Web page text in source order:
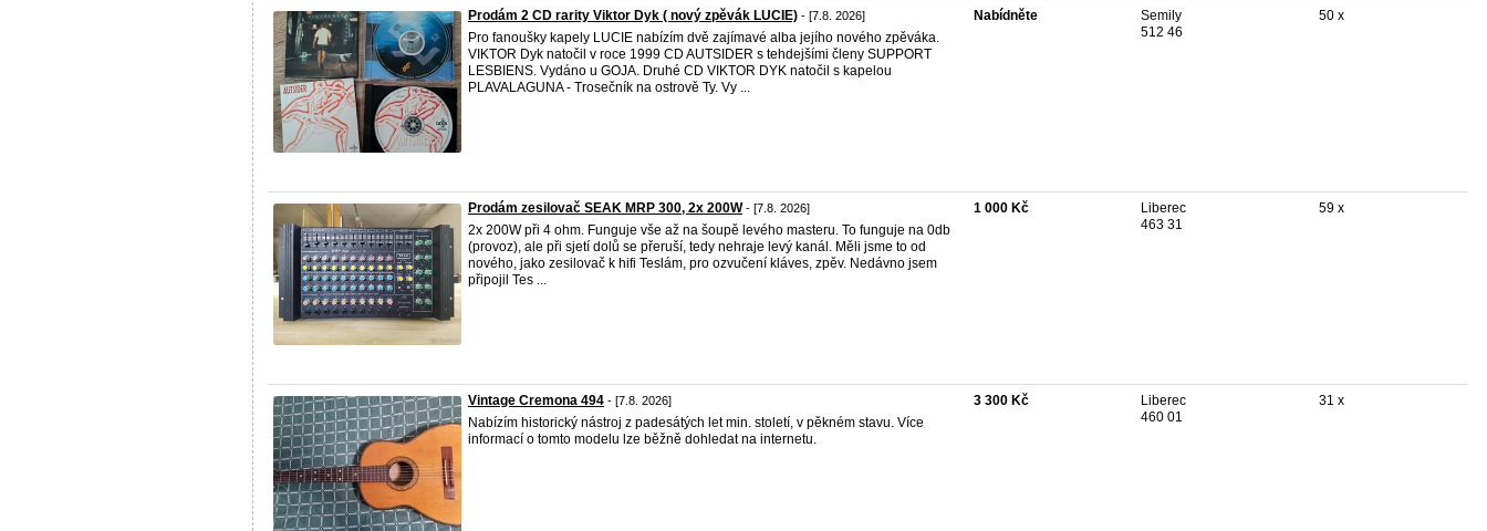
Prodám 2 CD rarity Viktor Dyk ( nový zpěvák LUCIE) - [7.8. 2026]
Pro fanoušky kapely LUCIE nabízím dvě zajímavé alba jejího nového zpěváka.
VIKTOR Dyk natočil v roce 1999 CD AUTSIDER s tehdejšími členy SUPPORT
LESBIENS. Vydáno u GOJA. Druhé CD VIKTOR DYK natočil s kapelou
PLAVALAGUNA - Trosečník na ostrově Ty. Vy ...
Nabídněte
Semily
512 46
50 x
Prodám zesilovač SEAK MRP 300, 2x 200W- [7.8. 2026]
2x 200W při 4 ohm. Funguje vše až na šoupě levého masteru. To funguje na 0db
(provoz), ale při sjetí dolů se přeruší, tedy nehraje levý kanál. Měli jsme to od
nového, jako zesilovač k hifi Teslám, pro ozvučení kláves, zpěv. Nedávno jsem
připojil Tes ...
1 000 Kč
Liberec
463 31
59 x
Vintage Cremona 494 - [7.8. 2026]
Nabízím historický nástroj z padesátých let min. století, v pěkném stavu. Více
informací o tomto modelu lze běžně dohledat na internetu.
3 300 Kč
Liberec
460 01
31 x